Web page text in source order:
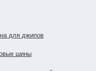
для джипов
шины